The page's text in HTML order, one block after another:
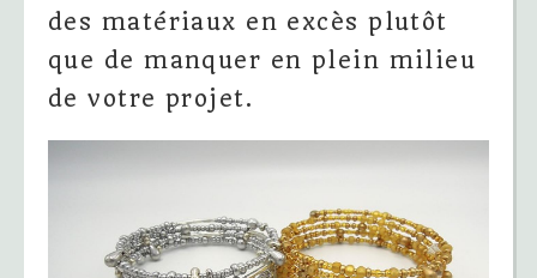
des matériaux en excès plutôt
que de manquer en plein milieu
de votre projet.